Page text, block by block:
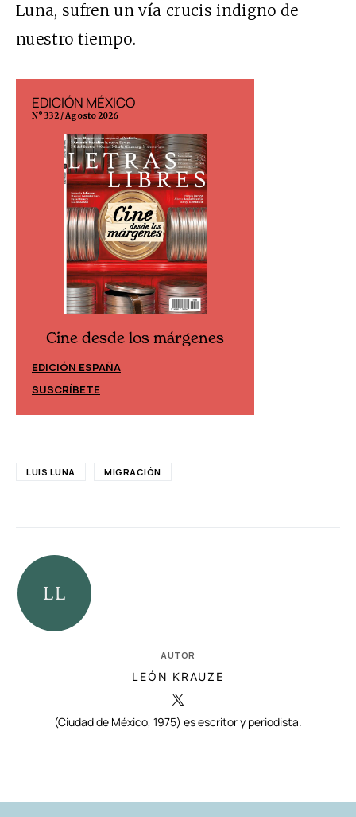
Luna, sufren un vía crucis indigno de
nuestro tiempo.
EDICIÓN MÉXICO
N° 332 / Agosto 2026
Cine desde los márgenes
EDICIÓN ESPAÑA
SUSCRÍBETE
LUIS LUNA MIGRACIÓN
AUTOR
LEÓN KRAUZE
(Ciudad de México, 1975) es escritor y periodista.